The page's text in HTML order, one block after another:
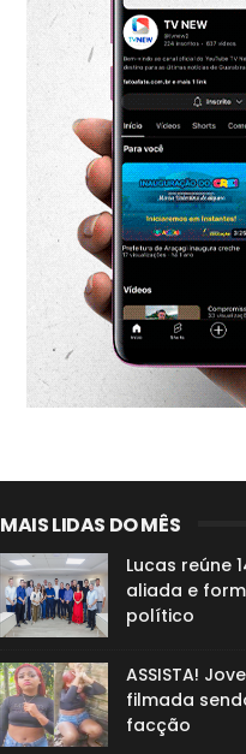
MAIS LIDAS DO MÊS
Lucas reúne
aliada e
político
ASSISTA!
filmada
facção